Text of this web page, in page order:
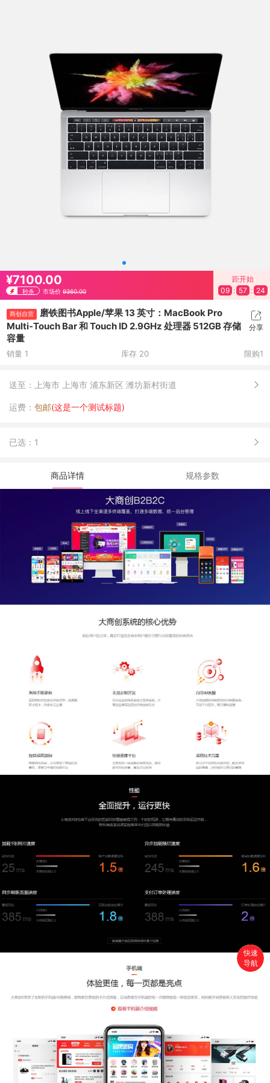
¥7100.00
秒杀 市场价 9360.00
距开始
09 : 57 : 23
商创自营
磨铁图书Apple/苹果 13 英寸：MacBook Pro
Multi-Touch Bar 和 Touch ID 2.9GHz 处理器 512GB 存储
容量
分享
销量 1 库存 20 限购1
送至： 上海市 上海市 浦东新区 潍坊新村街道
运费： 包邮(这是一个测试标题)
已选： 1
商品详情 规格参数
首页
搜索
购物车
快速
导航